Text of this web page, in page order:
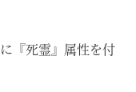
『死霊』属性を付